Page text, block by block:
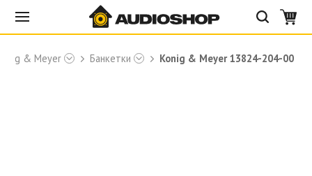
& Meyer Банкетки Konig & Meyer 13824-204-00